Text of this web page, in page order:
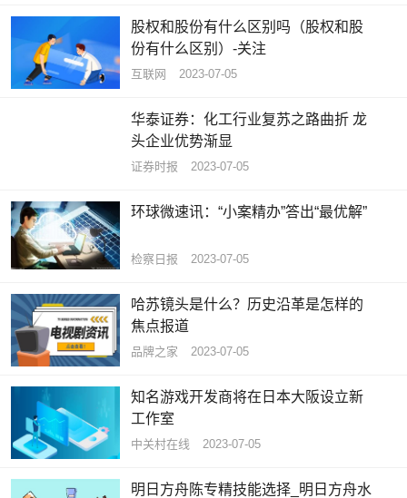
股权和股份有什么区别吗（股权和股
份有什么区别）-关注
互联网 2023-07-05
华泰证券：化工行业复苏之路曲折 龙
头企业优势渐显
证券时报 2023-07-05
环球微速讯：“小案精办”答出“最优解”
检察日报 2023-07-05
哈苏镜头是什么？历史沿革是怎样的
焦点报道
品牌之家 2023-07-05
知名游戏开发商将在日本大阪设立新
工作室
中关村在线 2023-07-05
明日方舟陈专精技能选择_明日方舟水